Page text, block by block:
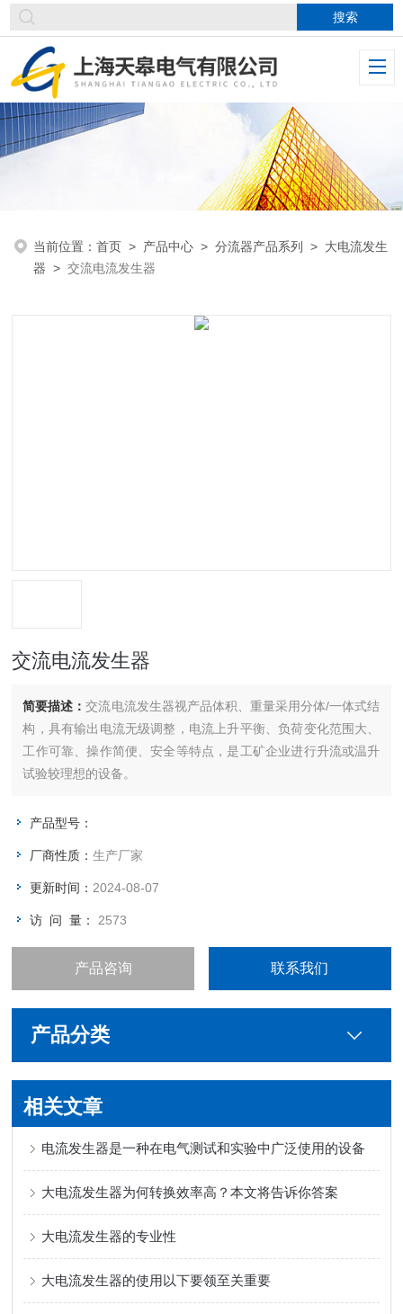
当前位置：首页 > 产品中心 >分流器产品系列 > 大电流发生
器 >交流电流发生器
交流电流发生器
简要描述：交流电流发生器视产品体积、重量采用分体/一体式结
构，具有输出电流无级调整，电流上升平衡、负荷变化范围大、
工作可靠、操作简便、安全等特点，是工矿企业进行升流或温升
试验较理想的设备。
产品型号：
厂商性质：生产厂家
更新时间： 2024-08-07
访 问 量： 2573
产品咨询 联系我们
产品分类
相关文章
电流发生器是一种在电气测试和实验中广泛使用的设备
大电流发生器为何转换效率高？本文将告诉你答案
大电流发生器的专业性
大电流发生器的使用以下要领至关重要